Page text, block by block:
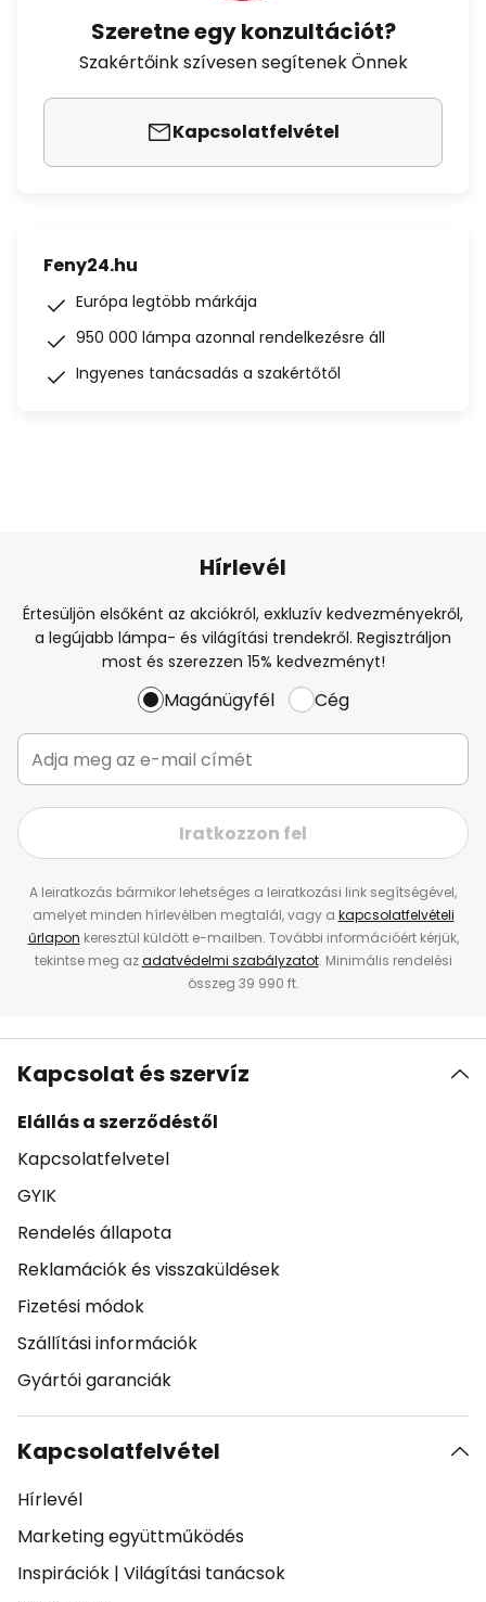
Szeretne egy konzultációt?
Szakértőink szívesen segítenek Önnek
Kapcsolatfelvétel
Feny24.hu
Európa legtöbb márkája
950 000 lámpa azonnal rendelkezésre áll
Ingyenes tanácsadás a szakértőtől
Hírlevél
Értesüljön elsőként az akciókról, exkluzív kedvezményekről,
a legújabb lámpa- és világítási trendekről. Regisztráljon
most és szerezzen 15% kedvezményt!
Magánügyfél Cég
Iratkozzon fel
A leiratkozás bármikor lehetséges a leiratkozási link segítségével,
amelyet minden hírlevélben megtalál, vagy a kapcsolatfelvételi
űrlapon keresztül küldött e-mailben. További információért kérjük,
tekintse meg azadatvédelmi szabályzatot. Minimális rendelési
összeg 39 990 ft.
Kapcsolat és szervíz
Elállás a szerződéstől
Kapcsolatfelvetel
GYIK
Rendelés állapota
Reklamációk és visszaküldések
Fizetési módok
Szállítási információk
Gyártói garanciák
Kapcsolatfelvétel
Hírlevél
Marketing együttműködés
Inspirációk | Világítási tanácsok